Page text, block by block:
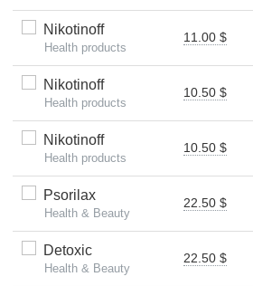
Nikotinoff
Health products
11.00 $
Nikotinoff
Health products
10.50 $
Nikotinoff
Health products
10.50 $
Psorilax
Health & Beauty
22.50 $
Detoxic
Health & Beauty
22.50 $